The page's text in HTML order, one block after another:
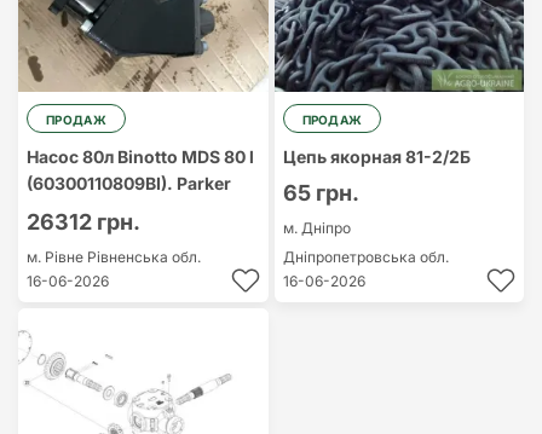
ПРОДАЖ
Насос 80л Binotto MDS 80 l
(60300110809BI). Parker
26312 грн.
м. Рівне Рівненська обл.
16-06-2026
ПРОДАЖ
Цепь якорная 81-2/2Б
65 грн.
м. Дніпро
Дніпропетровська обл.
16-06-2026